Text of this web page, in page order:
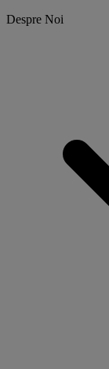
Despre Noi